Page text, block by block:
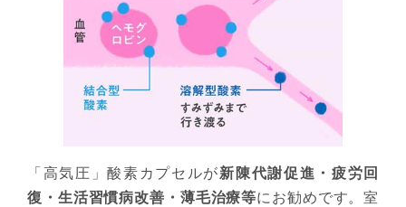
「高気圧」酸素カプセルが新陳代謝促進・疲労回
復・生活習慣病改善・薄毛治療等にお勧めです。室